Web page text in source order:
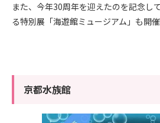
また、 今年30周年を迎えたのを記念し
る特別展「海遊館ミュージアム」も開催
京都水族館